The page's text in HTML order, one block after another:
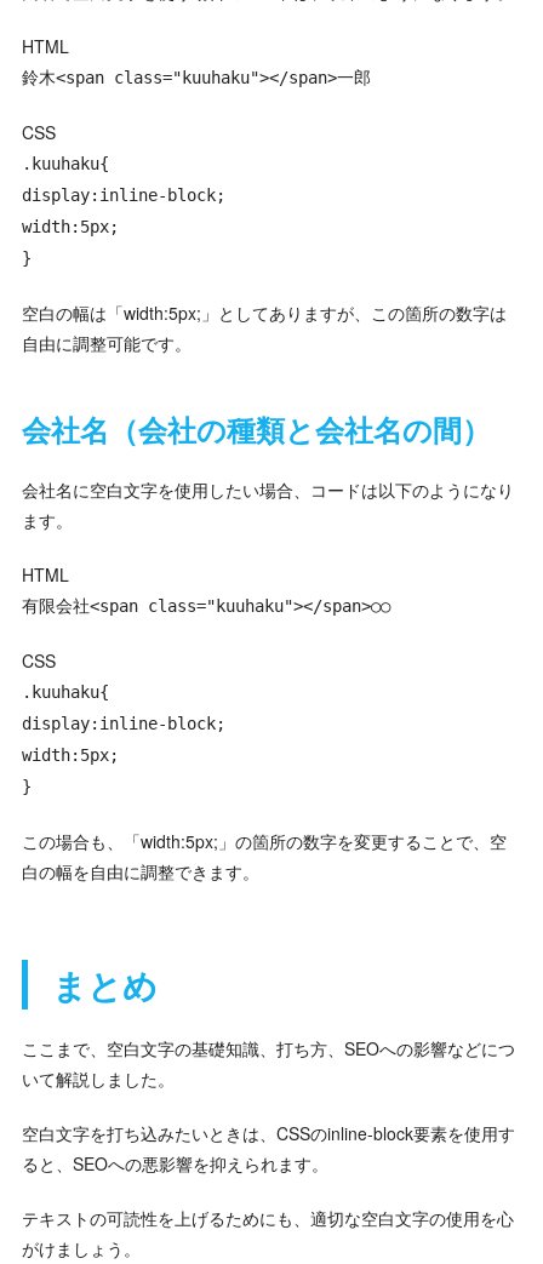
HTML
鈴木<span class="kuuhaku"></span>一郎
CSS
.kuuhaku{
display:inline-block;
width:5px;
}
空白の幅は「width:5px;」としてありますが、この箇所の数字は
自由に調整可能です。
会社名（会社の種類と会社名の間）
会社名に空白文字を使用したい場合、コードは以下のようになり
ます。
HTML
有限会社<span class="kuuhaku"></span>○○
CSS
.kuuhaku{
display:inline-block;
width:5px;
}
この場合も、「width:5px;」の箇所の数字を変更することで、空
白の幅を自由に調整できます。
まとめ
ここまで、空白文字の基礎知識、打ち方、SEOへの影響などにつ
いて解説しました。
空白文字を打ち込みたいときは、CSSのinline-block要素を使用す
ると、SEOへの悪影響を抑えられます。
テキストの可読性を上げるためにも、適切な空白文字の使用を心
がけましょう。